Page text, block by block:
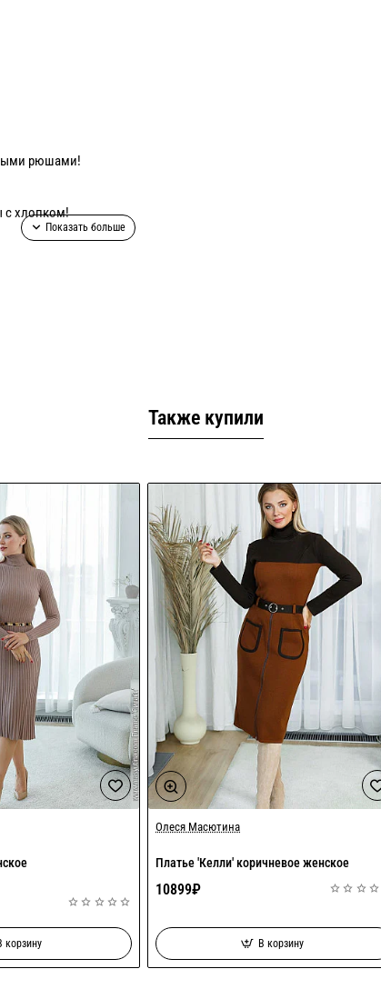
рюшами!
с хлопком!
Также купили
корзину
Олеся Масютина
Платье 'Келли' коричневое женское
10899₽
В корзину